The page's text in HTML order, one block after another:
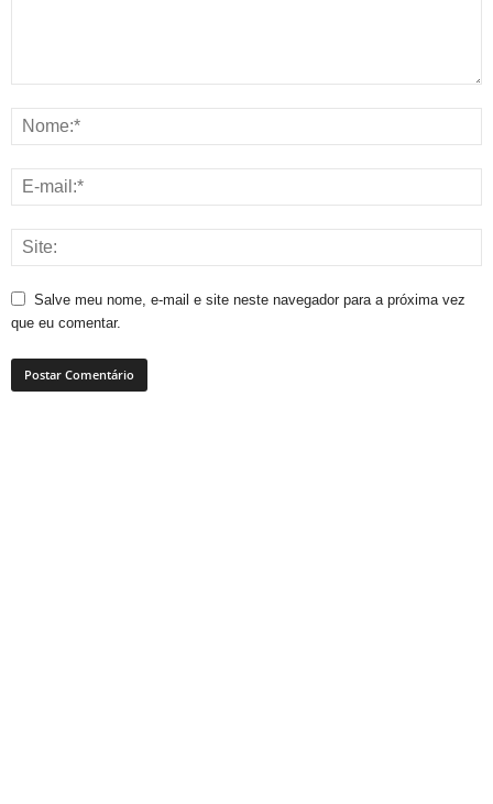
Salve meu nome, e-mail e site neste navegador para a próxima vez
que eu comentar.